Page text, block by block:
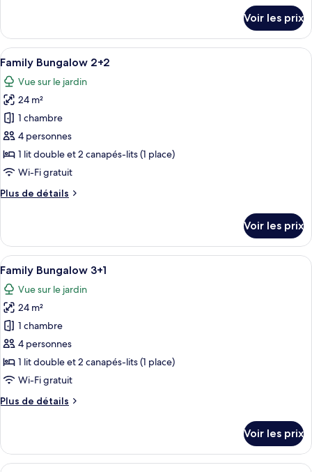
mer
le
type
de
chambre
Chambre
Triple,
vue
mer
Voir les prix
Afficher
toutes
les
photos
pour
ce
type
de
chambre :
Family
Une chambre d’hôtel avec un
5
Family Bungalow 2+2
Vue sur le jardin
24 m²
1 chambre
4 personnes
1 lit double et 2 canapés-lits (1 place)
Wi-Fi gratuit
Plus de détails
Plus
le
type
de
chambre
Family
Bungalow
2+2
Voir les prix
Afficher
toutes
les
photos
pour
ce
type
de
chambre :
Family
Une chambre d’hôtel avec un
5
Family Bungalow 3+1
Vue sur le jardin
24 m²
1 chambre
4 personnes
1 lit double et 2 canapés-lits (1 place)
Wi-Fi gratuit
Plus de détails
Plus
le
type
Voir les prix
Une chambre d’hôtel comprenant